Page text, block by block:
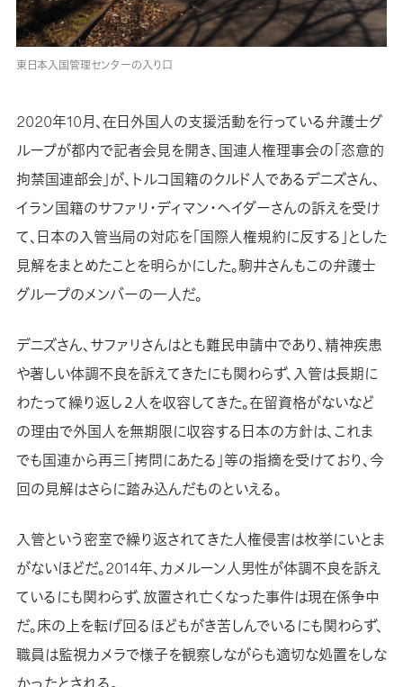
東日本入国管理センターの入り口
2020年10月、在日外国人の支援活動を行っている弁護士グ
ループが都内で記者会見を開き、国連人権理事会の「恣意的
拘禁国連部会」が、トルコ国籍のクルド人であるデニズさん、
イラン国籍のサファリ・ディマン・ヘイダーさんの訴えを受け
て、日本の入管当局の対応を「国際人権規約に反する」とした
見解をまとめたことを明らかにした。駒井さんもこの弁護士
グループのメンバーの一人だ。
デニズさん、サファリさんはとも難民申請中であり、精神疾患
や著しい体調不良を訴えてきたにも関わらず、入管は長期に
わたって繰り返し２人を収容してきた。在留資格がないなど
の理由で外国人を無期限に収容する日本の方針は、これま
でも国連から再三「拷問にあたる」等の指摘を受けており、今
回の見解はさらに踏み込んだものといえる。
入管という密室で繰り返されてきた人権侵害は枚挙にいとま
がないほどだ。2014年、カメルーン人男性が体調不良を訴え
ているにも関わらず、放置され亡くなった事件は現在係争中
だ。床の上を転げ回るほどもがき苦しんでいるにも関わらず、
職員は監視カメラで様子を観察しながらも適切な処置をしな